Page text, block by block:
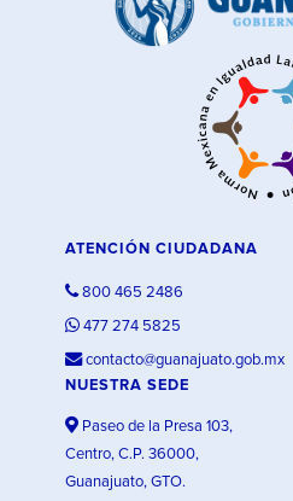
ATENCIÓN CIUDADANA
800 465 2486
477 274 5825
contacto@guanajuato.gob.mx
NUESTRA SEDE
Paseo de la Presa 103,
Centro, C.P. 36000,
Guanajuato, GTO.